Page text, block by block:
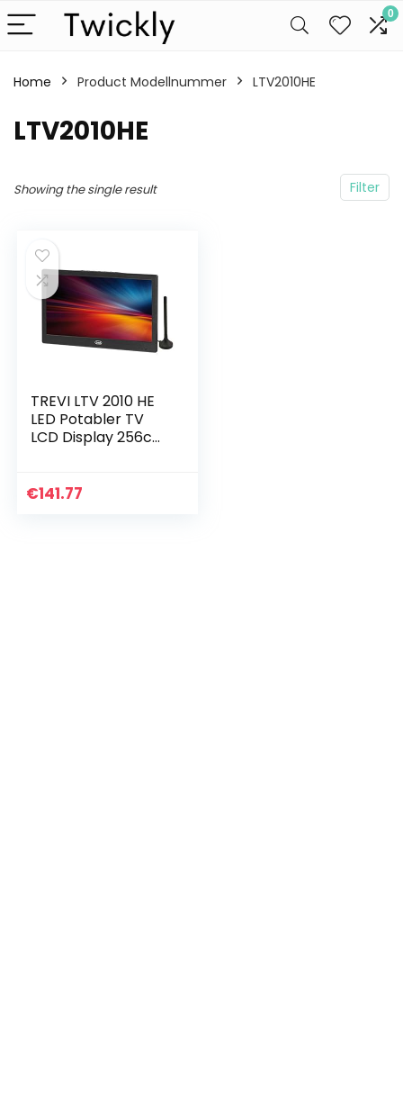
0
Home Product Modellnummer ‎LTV2010HE
‎LTV2010HE
Filter
Showing the single result
TREVI LTV 2010 HE
LED Potabler TV
LCD Display 256cm
1024 x 600 DPI max
€141.77